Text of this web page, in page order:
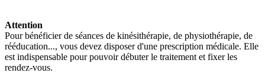
Attention
Pour bénéficier de séances de kinésithérapie, de physiothérapie, de
rééducation..., vous devez disposer d'une prescription médicale. Elle
est indispensable pour pouvoir débuter le traitement et fixer les
rendez-vous.